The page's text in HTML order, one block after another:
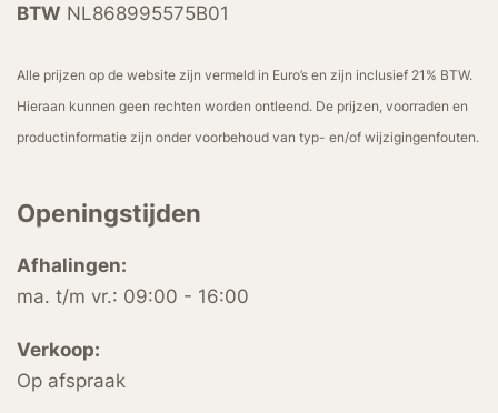
BTW NL868995575B01
Alle prijzen op de website zijn vermeld in Euro’s en zijn inclusief 21% BTW.
Hieraan kunnen geen rechten worden ontleend. De prijzen, voorraden en
productinformatie zijn onder voorbehoud van typ- en/of wijzigingenfouten.
Openingstijden
Afhalingen:
ma. t/m vr.: 09:00 - 16:00
Verkoop:
Op afspraak